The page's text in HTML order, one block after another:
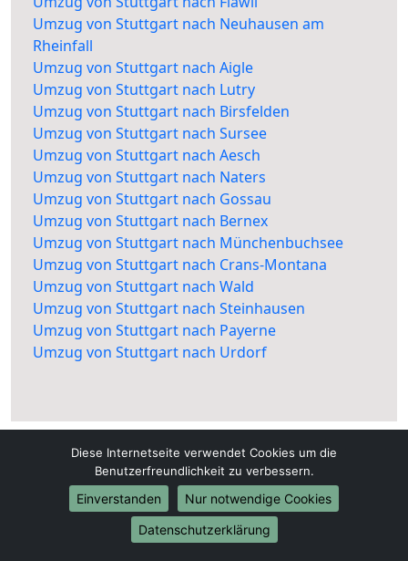
Umzug von Stuttgart nach Neuhausen am
Rheinfall
Umzug von Stuttgart nach Aigle
Umzug von Stuttgart nach Lutry
Umzug von Stuttgart nach Birsfelden
Umzug von Stuttgart nach Sursee
Umzug von Stuttgart nach Aesch
Umzug von Stuttgart nach Naters
Umzug von Stuttgart nach Gossau
Umzug von Stuttgart nach Bernex
Umzug von Stuttgart nach Münchenbuchsee
Umzug von Stuttgart nach Crans-Montana
Umzug von Stuttgart nach Wald
Umzug von Stuttgart nach Steinhausen
Umzug von Stuttgart nach Payerne
Umzug von Stuttgart nach Urdorf
Stuttgart-Umzugsfirma.de
Diese Internetseite verwendet Cookies um die
Benutzerfreundlichkeit zu verbessern.
Einverstanden
Nur notwendige Cookies
Datenschutzerklärung